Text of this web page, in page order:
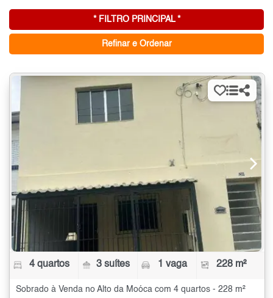
* FILTRO PRINCIPAL *
Refinar e Ordenar
4 quartos 3 suítes 1 vaga 228 m²
Sobrado à Venda no Alto da Moóca com 4 quartos - 228 m²